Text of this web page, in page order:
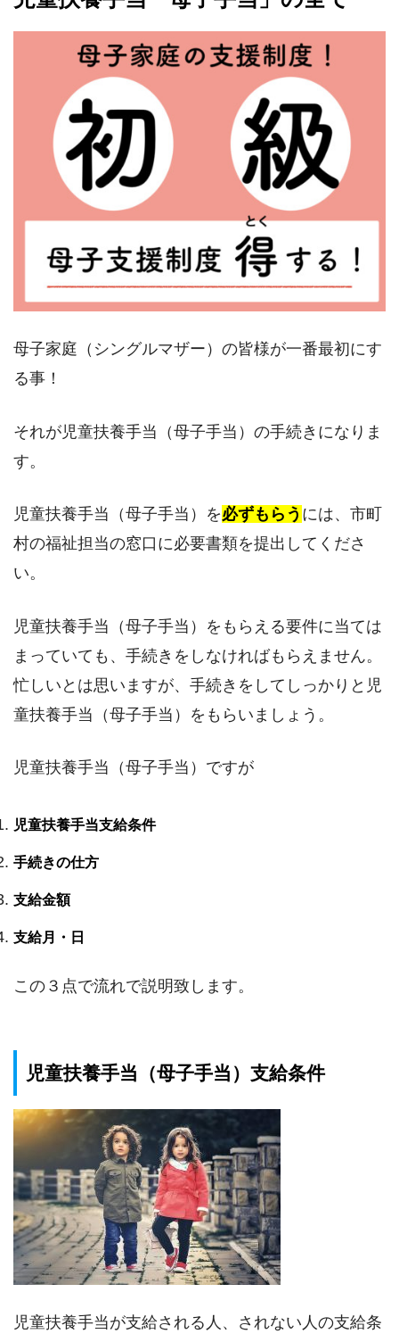
母子家庭（シングルマザー）の皆様が一番最初にす
る事！
それが児童扶養手当（母子手当）の手続きになりま
す。
児童扶養手当（母子手当）を必ずもらう には、市町
村の福祉担当の窓口に必要書類を提出してくださ
い。
児童扶養手当（母子手当）をもらえる要件に当ては
まっていても、手続きをしなければもらえません。
忙しいとは思いますが、手続きをしてしっかりと児
童扶養手当（母子手当）をもらいましょう。
児童扶養手当（母子手当）ですが
児童扶養手当支給条件
手続きの仕方
支給金額
支給月・日
この３点で流れで説明致します。
児童扶養手当（母子手当）支給条件
児童扶養手当が支給される人、されない人の支給条